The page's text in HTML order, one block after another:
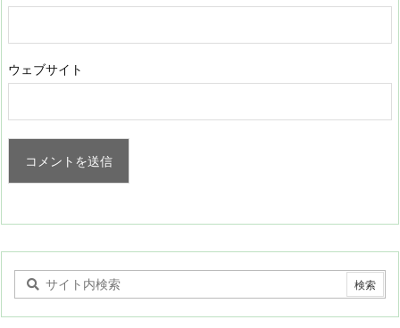
ウェブサイト